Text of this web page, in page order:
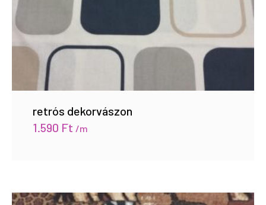
retrós dekorvászon
1.590 Ft /m